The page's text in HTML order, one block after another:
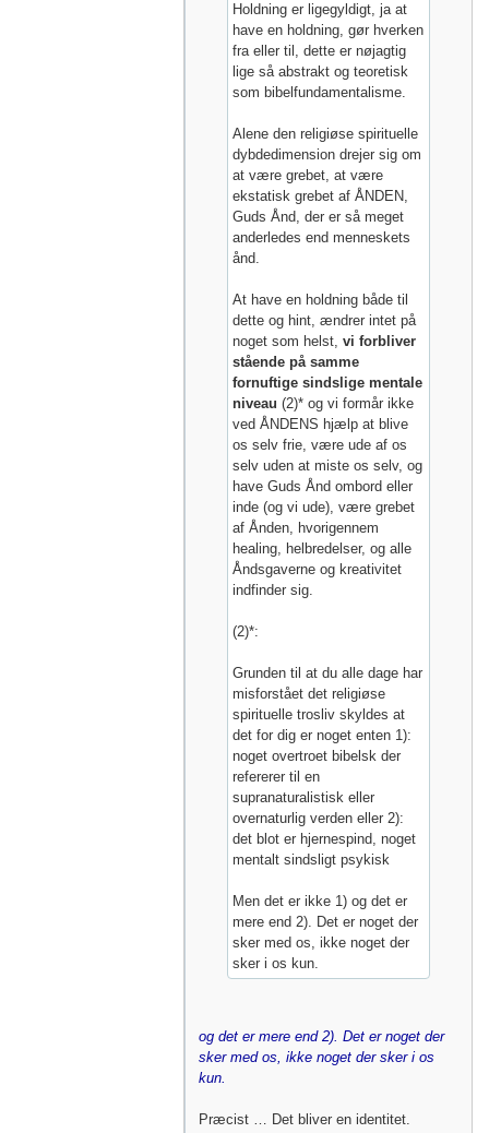
Holdning er ligegyldigt, ja at
have en holdning, gør hverken
fra eller til, dette er nøjagtig
lige så abstrakt og teoretisk
som bibelfundamentalisme.
Alene den religiøse spirituelle
dybdedimension drejer sig om
at være grebet, at være
ekstatisk grebet af ÅNDEN,
Guds Ånd, der er så meget
anderledes end menneskets
ånd.
At have en holdning både til
dette og hint, ændrer intet på
noget som helst, vi forbliver
stående på samme
fornuftige sindslige mentale
niveau (2)* og vi formår ikke
ved ÅNDENS hjælp at blive
os selv frie, være ude af os
selv uden at miste os selv, og
have Guds Ånd ombord eller
inde (og vi ude), være grebet
af Ånden, hvorigennem
healing, helbredelser, og alle
Åndsgaverne og kreativitet
indfinder sig.
(2)*:
Grunden til at du alle dage har
misforstået det religiøse
spirituelle trosliv skyldes at
det for dig er noget enten 1):
noget overtroet bibelsk der
refererer til en
supranaturalistisk eller
overnaturlig verden eller 2):
det blot er hjernespind, noget
mentalt sindsligt psykisk
Men det er ikke 1) og det er
mere end 2). Det er noget der
sker med os, ikke noget der
sker i os kun.
og det er mere end 2). Det er noget der
sker med os, ikke noget der sker i os
kun.
Præcist … Det bliver en identitet.